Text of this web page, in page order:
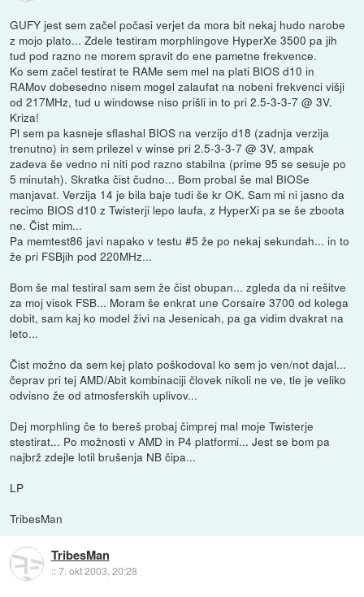
GUFY jest sem začel počasi verjet da mora bit nekaj hudo narobe
z mojo plato... Zdele testiram morphlingove HyperXe 3500 pa jih
tud pod razno ne morem spravit do ene pametne frekvence.
Ko sem začel testirat te RAMe sem mel na plati BIOS d10 in
RAMov dobesedno nisem mogel zalaufat na nobeni frekvenci višji
od 217MHz, tud u windowse niso prišli in to pri 2.5-3-3-7 @ 3V.
Kriza!
Pl sem pa kasneje sflashal BIOS na verzijo d18 (zadnja verzija
trenutno) in sem prilezel v winse pri 2.5-3-3-7 @ 3V, ampak
zadeva še vedno ni niti pod razno stabilna (prime 95 se sesuje po
5 minutah). Skratka čist čudno... Bom probal še mal BIOSe
manjavat. Verzija 14 je bila baje tudi še kr OK. Sam mi ni jasno da
recimo BIOS d10 z Twisterji lepo laufa, z HyperXi pa se še zboota
ne. Čist mim...
Pa memtest86 javi napako v testu #5 že po nekaj sekundah... in to
že pri FSBjih pod 220MHz...
Bom še mal testiral sam sem že čist obupan... zgleda da ni rešitve
za moj visok FSB... Moram še enkrat une Corsaire 3700 od kolega
dobit, sam kaj ko model živi na Jesenicah, pa ga vidim dvakrat na
leto...
Čist možno da sem kej plato poškodoval ko sem jo ven/not dajal...
čeprav pri tej AMD/Abit kombinaciji človek nikoli ne ve, tle je veliko
odvisno že od atmosferskih uplivov...
Dej morphling če to bereš probaj čimprej mal moje Twisterje
stestirat... Po možnosti v AMD in P4 platformi... Jest se bom pa
najbrž zdejle lotil brušenja NB čipa...
LP
TribesMan
TribesMan
::7. okt 2003, 20:28